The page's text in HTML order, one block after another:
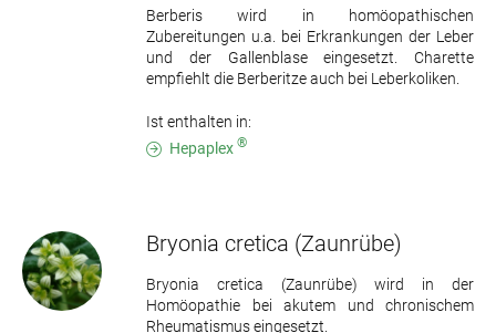
Berberis wird in homöopathischen
Zubereitungen u.a. bei Erkrankungen der Leber
und der Gallenblase eingesetzt. Charette
empfiehlt die Berberitze auch bei Leberkoliken.
Ist enthalten in:
Hepaplex ®
Bryonia cretica (Zaunrübe)
Bryonia cretica (Zaunrübe) wird in der
Homöopathie bei akutem und chronischem
Rheumatismus eingesetzt.